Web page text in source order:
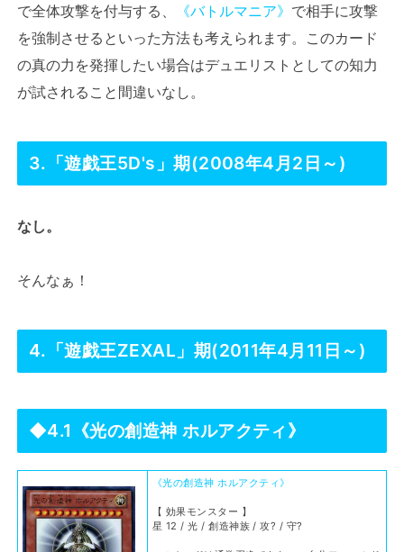
で全体攻撃を付与する、
《バトルマニア》 で相手に攻撃
を強制させるといった方法も考えられます。このカード
の真の力を発揮したい場合はデュエリストとしての知力
が試されること間違いなし。
3.「遊戯王5D's」期(2008年4月2日～)
なし。
そんなぁ！
4.「遊戯王ZEXAL」期(2011年4月11日～)
◆4.1《光の創造神 ホルアクティ》
《光の創造神 ホルアクティ》
【 効果モンスター 】
星 12 / 光 / 創造神族 / 攻? / 守?